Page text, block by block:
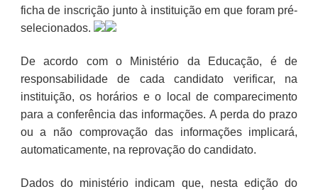
ficha de inscrição junto à instituição em que foram pré-
selecionados.
De acordo com o Ministério da Educação, é de
responsabilidade de cada candidato verificar, na
instituição, os horários e o local de comparecimento
para a conferência das informações. A perda do prazo
ou a não comprovação das informações implicará,
automaticamente, na reprovação do candidato.
Dados do ministério indicam que, nesta edição do